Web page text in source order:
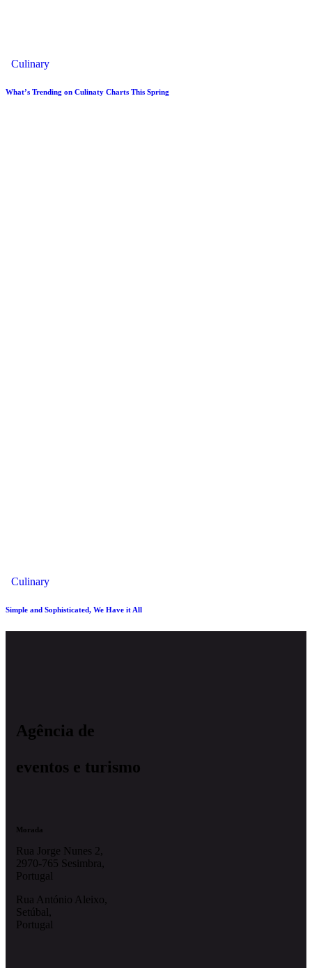
Culinary
What’s Trending on Culinaty Charts This Spring
Culinary
Simple and Sophisticated, We Have it All
Agência de
eventos e turismo
Morada
Rua Jorge Nunes 2,
2970-765 Sesimbra,
Portugal
Rua António Aleixo,
Setúbal,
Portugal